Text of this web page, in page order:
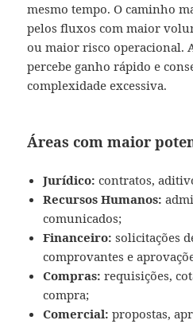
mesmo tempo. O caminho
pelos fluxos com maior
ou maior risco operacional.
percebe ganho rápido e
complexidade excessiva.
Áreas com maior
Jurídico: contratos,
Recursos Humanos:
comunicados;
Financeiro: solicitações
comprovantes e
Compras: requisições,
compra;
Comercial: propostas,